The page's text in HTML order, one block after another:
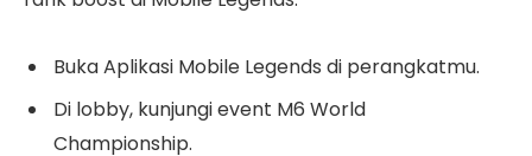
Buka Aplikasi Mobile Legends di perangkatmu.
Di lobby, kunjungi event M6 World
Championship.